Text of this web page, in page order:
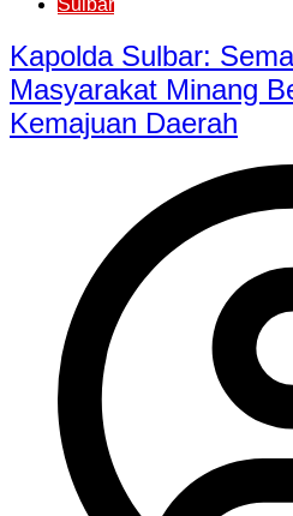
Sulbar
Kapolda Sulbar:
Masyarakat Minang
Kemajuan Daerah